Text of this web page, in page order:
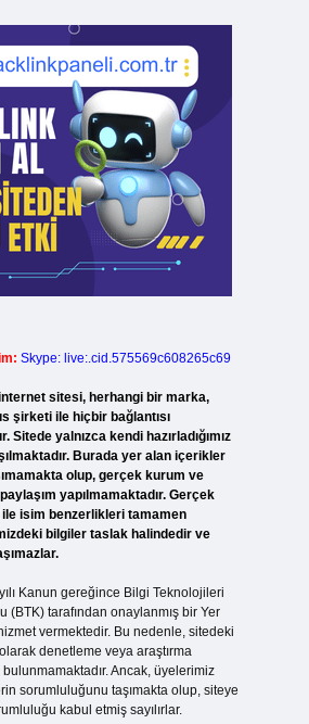
Skype: live:.cid.575569c608265c69
sitesi, herhangi bir marka,
şirketi ile hiçbir bağlantısı
Sitede yalnızca kendi hazırladığımız
Burada yer alan içerikler
olup, gerçek kurum ve
yapılmamaktadır. Gerçek
isim benzerlikleri tamamen
bilgiler taslak halindedir ve
Kanun gereğince Bilgi Teknolojileri
(BTK) tarafından onaylanmış bir Yer
vermektedir. Bu nedenle, sitedeki
denetleme veya araştırma
Ancak, üyelerimiz
sorumluluğunu taşımakta olup, siteye
kabul etmiş sayılırlar.